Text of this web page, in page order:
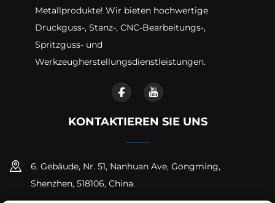
Metallprodukte! Wir bieten hochwertige
Druckguss-, Stanz-, CNC-Bearbeitungs-,
Spritzguss- und
Werkzeugherstellungsdienstleistungen.
KONTAKTIEREN SIE UNS
6. Gebäude, Nr. 51, Nanhuan Ave, Gongming,
Shenzhen, 518106, China.